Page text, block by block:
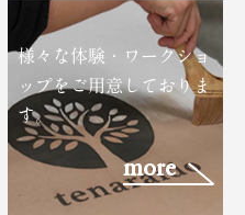
様々な体験・ワークショ
ップをご用意しておりま
す。
more